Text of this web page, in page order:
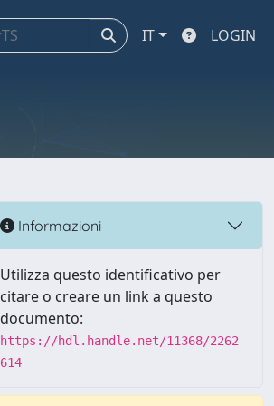
IT LOGIN
Informazioni
Utilizza questo identificativo per
citare o creare un link a questo
documento:
https://hdl.handle.net/11368/2262
614